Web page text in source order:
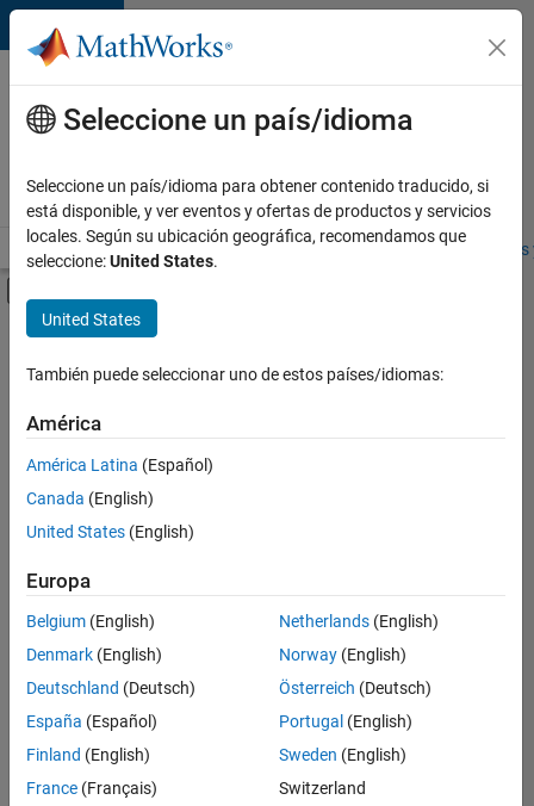
Saltar al contenido
Ofertas
de
empleo
MathWorks
Visión general Búsqueda de empleo Oficinas locales
Contenido principal
FILTRADO POR
Technical Writing
User Experience
Ordenar por
Guardar
empleos
seleccionados
No se
han
traducido
todos
los
Seleccione un país/idioma
Seleccione un país/idioma para obtener contenido traducido, si
está disponible, y ver eventos y ofertas de productos y servicios
locales. Según su ubicación geográfica, recomendamos que
seleccione:United States.
United States
También puede seleccionar uno de estos países/idiomas:
América
América Latina (Español)
Canada (English)
United States (English)
Europa
Belgium (English)
Denmark (English)
Deutschland (Deutsch)
España (Español)
Finland (English)
France (Français)
Netherlands(English)
Norway(English)
Österreich (Deutsch)
Portugal (English)
Sweden (English)
Switzerland